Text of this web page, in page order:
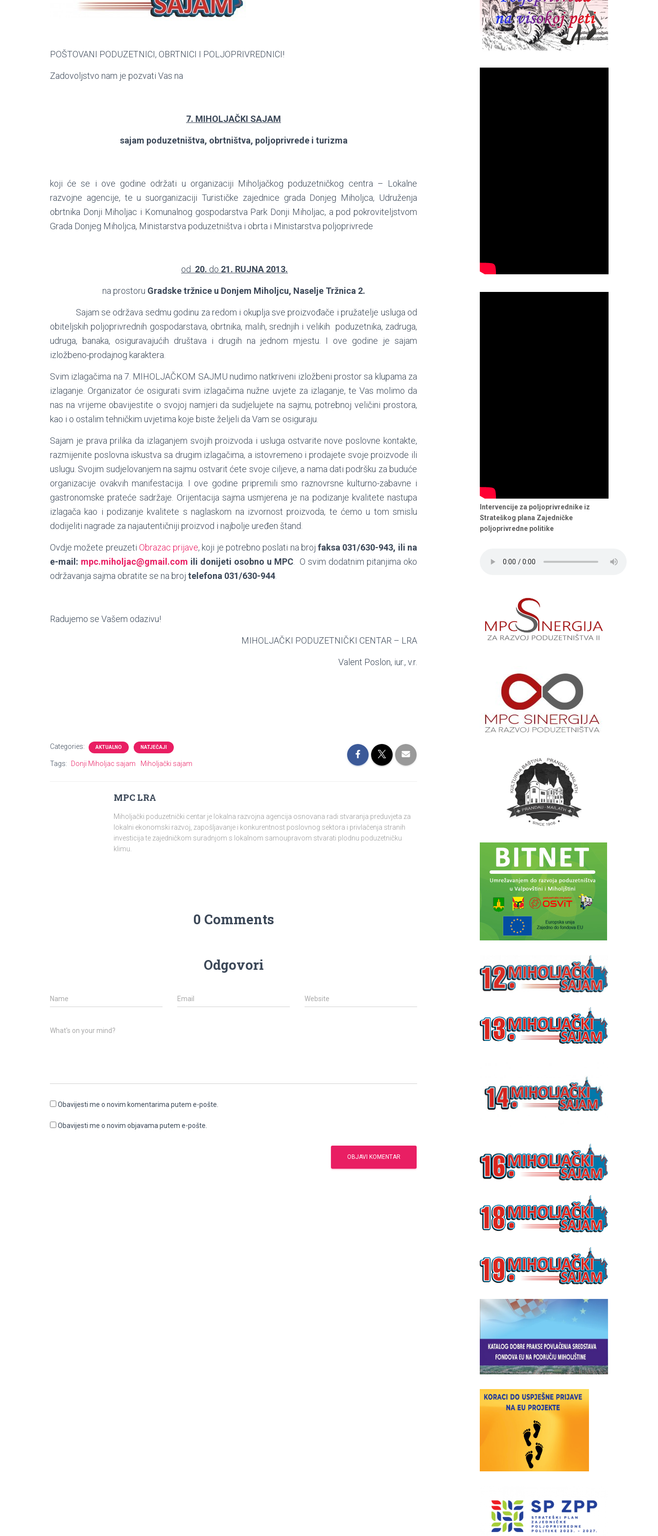
POŠTOVANI PODUZETNICI, OBRTNICI I POLJOPRIVREDNICI!
Zadovoljstvo nam je pozvati Vas na
7. MIHOLJAČKI SAJAM
sajam poduzetništva, obrtništva, poljoprivrede i turizma
koji će se i ove godine održati u organizaciji Miholjačkog poduzetničkog centra – Lokalne
razvojne agencije, te u suorganizaciji Turističke zajednice grada Donjeg Miholjca, Udruženja
obrtnika Donji Miholjac i Komunalnog gospodarstva Park Donji Miholjac, a pod pokroviteljstvom
Grada Donjeg Miholjca, Ministarstva poduzetništva i obrta i Ministarstva poljoprivrede
od 20. do 21. RUJNA 2013.
na prostoru Gradske tržnice u Donjem Miholjcu, Naselje Tržnica 2.
Sajam se održava sedmu godinu za redom i okuplja sve proizvođače i pružatelje usluga od
obiteljskih poljoprivrednih gospodarstava, obrtnika, malih, srednjih i velikih poduzetnika, zadruga,
udruga, banaka, osiguravajućih društava i drugih na jednom mjestu. I ove godine je sajam
izložbeno-prodajnog karaktera.
Svim izlagačima na 7. MIHOLJAČKOM SAJMU nudimo natkriveni izložbeni prostor sa klupama za
izlaganje. Organizator će osigurati svim izlagačima nužne uvjete za izlaganje, te Vas molimo da
nas na vrijeme obavijestite o svojoj namjeri da sudjelujete na sajmu, potrebnoj veličini prostora,
kao i o ostalim tehničkim uvjetima koje biste željeli da Vam se osiguraju.
Sajam je prava prilika da izlaganjem svojih proizvoda i usluga ostvarite nove poslovne kontakte,
razmijenite poslovna iskustva sa drugim izlagačima, a istovremeno i prodajete svoje proizvode ili
uslugu. Svojim sudjelovanjem na sajmu ostvarit ćete svoje ciljeve, a nama dati podršku za buduće
organizacije ovakvih manifestacija. I ove godine pripremili smo raznovrsne kulturno-zabavne i
gastronomske prateće sadržaje. Orijentacija sajma usmjerena je na podizanje kvalitete nastupa
izlagača kao i podizanje kvalitete s naglaskom na izvornost proizvoda, te ćemo u tom smislu
dodijeliti nagrade za najautentičniji proizvod i najbolje uređen štand.
Ovdje možete preuzeti Obrazac prijave, koji je potrebno poslati na brojfaksa 031/630-943, ili na
e-mail: mpc.miholjac@gmail.com ili donijeti osobno u MPC . O svim dodatnim pitanjima oko
održavanja sajma obratite se na broj telefona 031/630-944
Radujemo se Vašem odazivu!
MIHOLJAČKI PODUZETNIČKI CENTAR – LRA
Valent Poslon, iur., v.r.
Categories: AKTUALNO NATJEČAJI
Tags: Donji Miholjac sajam Miholjački sajam
MPC LRA
Miholjački poduzetnički centar je lokalna razvojna agencija osnovana radi stvaranja preduvjeta za
lokalni ekonomski razvoj, zapošljavanje i konkurentnost poslovnog sektora i privlačenja stranih
investicija te zajedničkom suradnjom s lokalnom samoupravom stvarati plodnu poduzetničku
klimu.
0 Comments
Odgovori
Name Email Website
What's on your mind?
Obavijesti me o novim komentarima putem e-pošte.
Obavijesti me o novim objavama putem e-pošte.
Intervencije za poljoprivrednike iz
Strateškog plana Zajedničke
poljoprivredne politike